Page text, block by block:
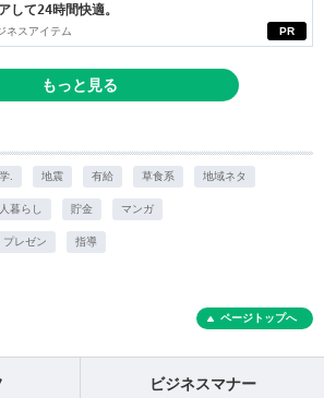
PR
して24時間快適。
ネスアイテム
もっと見る
. 地震 有給 草食系 地域ネタ
暮らし 貯金 マンガ
プレゼン 指導
ページトップへ
ビジネスマナー